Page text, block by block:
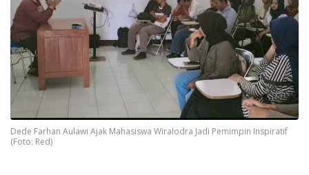
Dede Farhan Aulawi Ajak Mahasiswa Wiralodra Jadi Pemimpin Inspiratif
(Foto: Red)